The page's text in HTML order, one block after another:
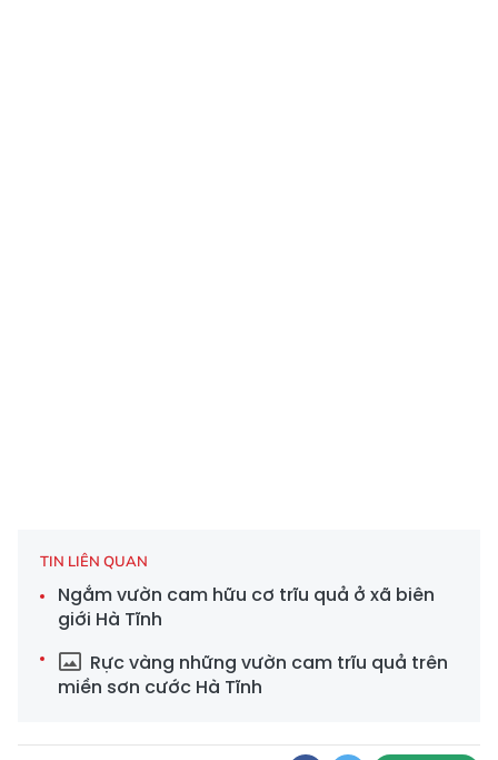
TIN LIÊN QUAN
Ngắm vườn cam hữu cơ trĩu quả ở xã biên
giới Hà Tĩnh
Rực vàng những vườn cam trĩu quả trên
miền sơn cước Hà Tĩnh